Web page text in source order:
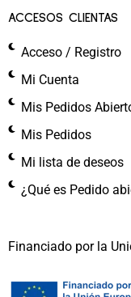
ACCESOS CLIENTAS
Acceso / Registro
Mi Cuenta
Mis Pedidos
Mis Pedidos
Mi lista de deseos
¿Qué es Pedido
Financiado por la